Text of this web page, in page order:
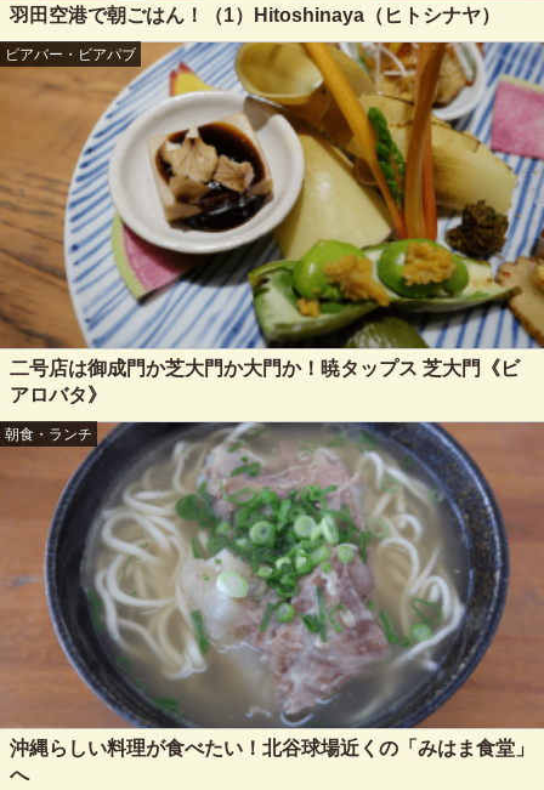
羽田空港で朝ごはん！（1）Hitoshinaya（ヒトシナヤ）
ビアバー・ビアパブ
二号店は御成門か芝大門か大門か！暁タップス 芝大門《ビ
アロバタ》
朝食・ランチ
沖縄らしい料理が食べたい！北谷球場近くの「みはま食堂」
へ